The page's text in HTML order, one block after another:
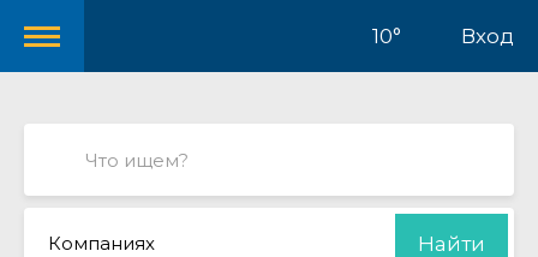
10° Вход
Компаниях Найти